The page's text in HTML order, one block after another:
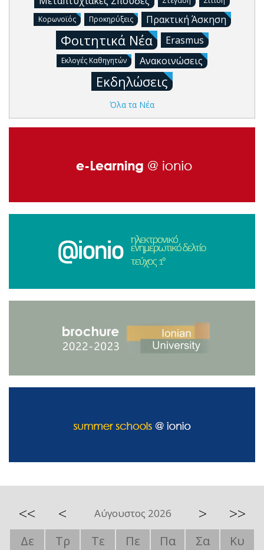
Κορωνοϊός
Προκηρύξεις Πρακτική Άσκηση
Φοιτητικά Νέα Erasmus
Εκλογές Καθηγητών Ανακοινώσεις
Εκδηλώσεις
Όλα τα Νέα
<< < Αύγουστος 2026 > >>
Δε Τρ Τε Πε Πα Σα
Κυ